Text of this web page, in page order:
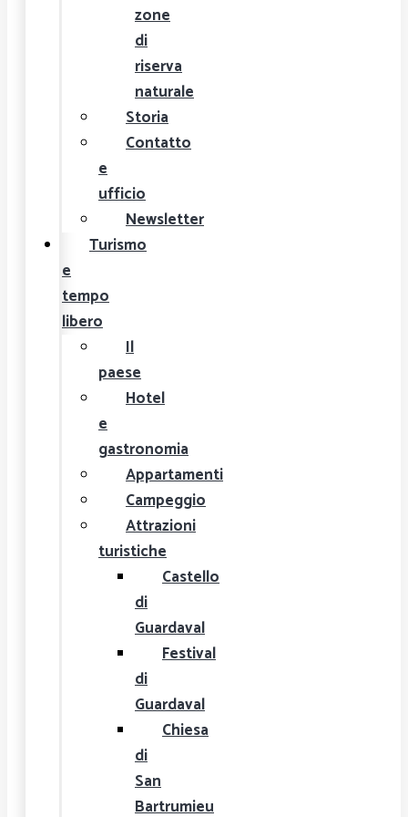
zone
di
riserva
naturale
Storia
Contatto
e
ufficio
Newsletter
Turismo
e
tempo
libero
Il
paese
Hotel
e
gastronomia
Appartamenti
Campeggio
Attrazioni
turistiche
Castello
di
Guardaval
Festival
di
Guardaval
Chiesa
di
San
Bartrumieu